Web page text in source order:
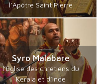
l’Apôtre Saint Pierre
Syro Malabare
l’Eglise des chrétiens du
Kerala et d’Inde